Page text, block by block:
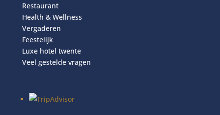
Restaurant
Health & Wellness
Vergaderen
Feestelijk
Luxe hotel twente
Veel gestelde vragen